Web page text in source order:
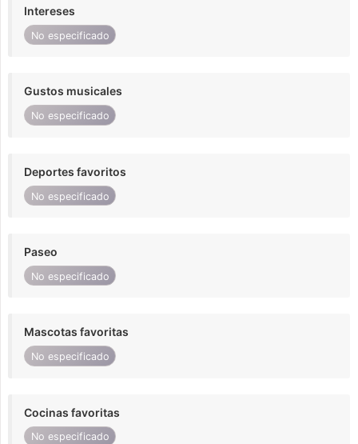
Intereses
No especificado
Gustos musicales
No especificado
Deportes favoritos
No especificado
Paseo
No especificado
Mascotas favoritas
No especificado
Cocinas favoritas
No especificado